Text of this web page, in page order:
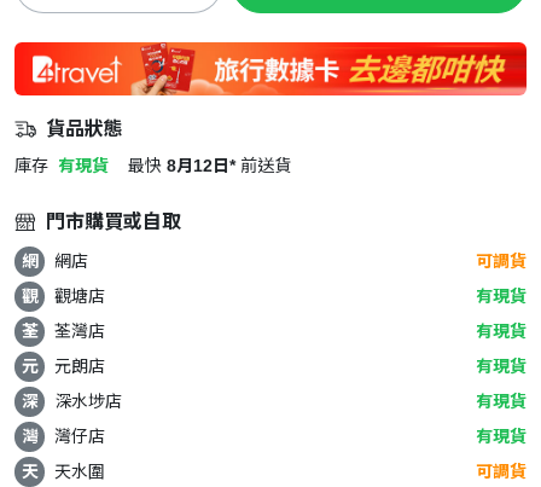
貨品狀態
庫存 有現貨 最快 8月12日* 前送貨
門市購買或自取
網 網店
可調貨
觀
觀塘店
有現貨
荃
荃灣店
有現貨
元
元朗店
有現貨
深
深水埗店
有現貨
灣
灣仔店
有現貨
天
天水圍 可調貨